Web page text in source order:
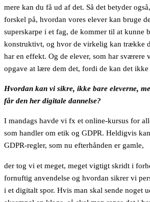
mere kan du få ud af det. Så det betyder
forskel på, hvordan vores elever kan bruge
superskarpe i et fag, de kommer til at kunne
konstruktivt, og hvor de virkelig kan trække
har en effekt. Og de elever, som har sværere
opgave at lære dem det, fordi de kan det ikke
Hvordan kan vi sikre, ikke bare eleverne,
får den her digitale dannelse?
I mandags havde vi fx et online-kursus for
som handler om etik og GDPR. Heldigvis
GDPR-regler, som nu efterhånden er gamle,
der tog vi et meget, meget vigtigt skridt i
fornuftig anvendelse og hvordan sikrer vi
i et digitalt spor. Hvis man skal sende noget